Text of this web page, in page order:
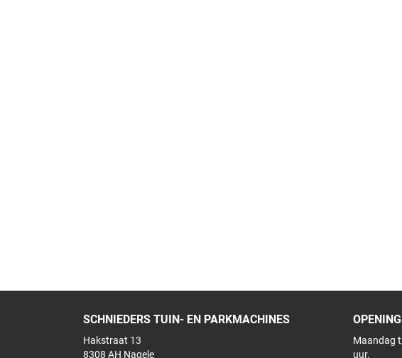
SCHNIEDERS TUIN- EN PARKMACHINES
Hakstraat 13
8308 AH Nagele
Maandag
uur.